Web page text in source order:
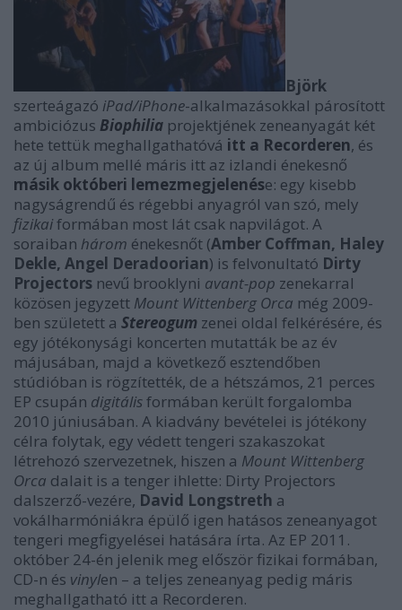
Björk
szerteágazó iPad/iPhone-alkalmazásokkal párosított
ambiciózus Biophilia projektjének zeneanyagát két
hete tettük meghallgathatóvá itt a Recorderen, és
az új album mellé máris itt az izlandi énekesnő
másik októberi lemezmegjelenése: egy kisebb
nagyságrendű és régebbi anyagról van szó, mely
fizikaiformában most lát csak napvilágot. A
soraiban három énekesnőt (Amber Coffman, Haley
Dekle, Angel Deradoorian) is felvonultató Dirty
Projectors nevű brooklyni avant-pop zenekarral
közösen jegyzett Mount Wittenberg Orca még 2009-
ben született a Stereogum zenei oldal felkérésére, és
egy jótékonysági koncerten mutatták be az év
májusában, majd a következő esztendőben
stúdióban is rögzítették, de a hétszámos, 21 perces
EP csupán digitálisformában került forgalomba
2010 júniusában. A kiadvány bevételei is jótékony
célra folytak, egy védett tengeri szakaszokat
létrehozó szervezetnek, hiszen a Mount Wittenberg
Orca dalait is a tenger ihlette: Dirty Projectors
dalszerző-vezére, David Longstreth a
vokálharmóniákra épülő igen hatásos zeneanyagot
tengeri megfigyelései hatására írta. Az EP 2011.
október 24-én jelenik meg először fizikai formában,
CD-n és vinylen – a teljes zeneanyag pedig máris
meghallgatható itt a Recorderen.